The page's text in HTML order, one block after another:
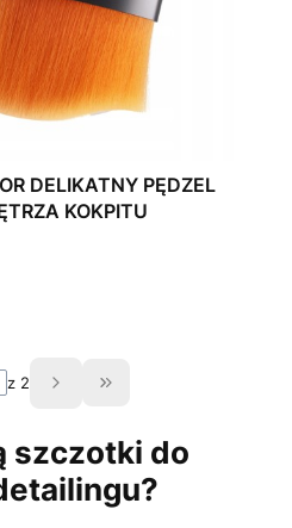
DELIKATNY PĘDZEL
KOKPITU
z 2 Przejdź do ostatniej
szczotki do